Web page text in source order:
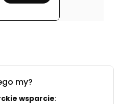
my?
wsparcie: